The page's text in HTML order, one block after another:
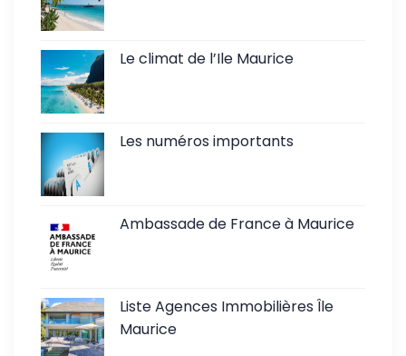
Le climat de l’Ile Maurice
Les numéros importants
Ambassade de France à Maurice
Liste Agences Immobilières Île
Maurice